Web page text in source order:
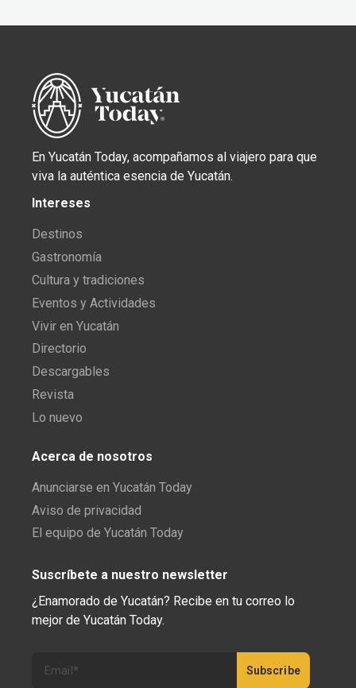
En Yucatán Today, acompañamos al viajero para que
viva la auténtica esencia de Yucatán.
Intereses
Destinos
Gastronomía
Cultura y tradiciones
Eventos y Actividades
Vivir en Yucatán
Directorio
Descargables
Revista
Lo nuevo
Acerca de nosotros
Anunciarse en Yucatán Today
Aviso de privacidad
El equipo de Yucatán Today
Suscríbete a nuestro newsletter
¿Enamorado de Yucatán? Recibe en tu correo lo
mejor de Yucatán Today.